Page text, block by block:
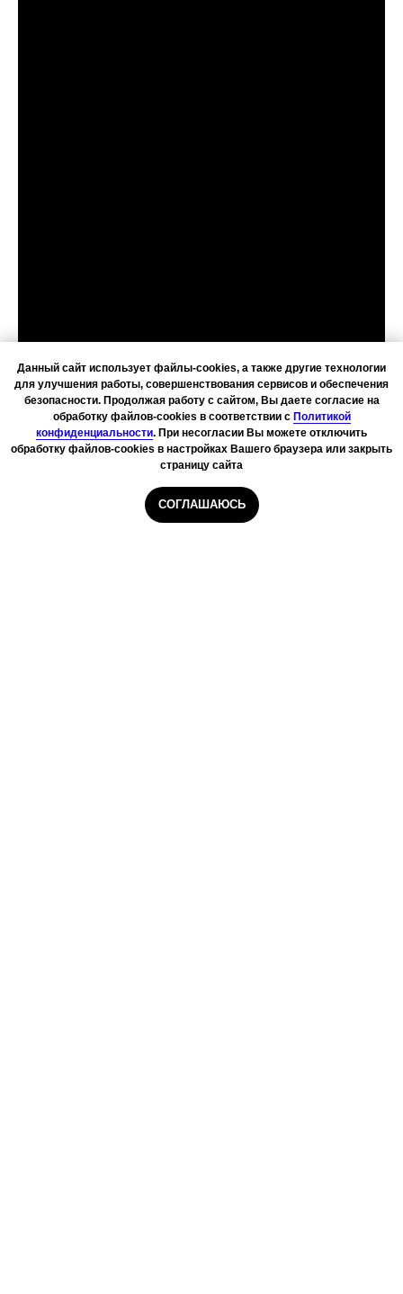
Курьеры Сборщики
Данный сайт использует файлы-cookies, а также другие технологии
для улучшения работы, совершенствования сервисов и обеспечения
безопасности. Продолжая работу с сайтом, Вы даете согласие на
обработку файлов-cookies в соответствии с Политикой
конфиденциальности. При несогласии Вы можете отключить
обработку файлов-cookies в настройках Вашего браузера или закрыть
страницу сайта
СОГЛАШАЮСЬ